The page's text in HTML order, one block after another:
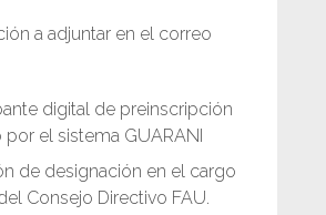
a adjuntar en el correo
digital de preinscripción
por el sistema GUARANI
de designación en el cargo
Consejo Directivo FAU.